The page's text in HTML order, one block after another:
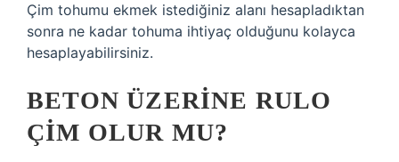
Çim tohumu ekmek istediğiniz alanı hesapladıktan
sonra ne kadar tohuma ihtiyaç olduğunu kolayca
hesaplayabilirsiniz.
BETON ÜZERINE RULO
ÇIM OLUR MU?